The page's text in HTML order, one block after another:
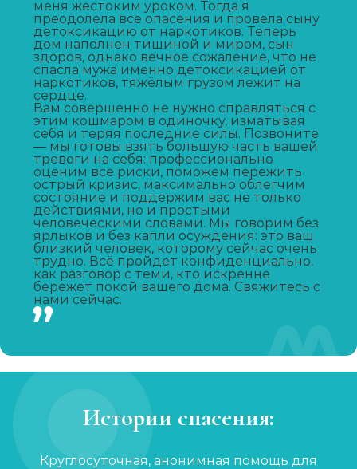
Лечение зависимости от А-ПВП
от 4 300 ₽ Записаться
Лечение зависимости от мефедрона
от 4 300 ₽ Записаться
УБОД
от 21 350 ₽ Записаться
Нарколог на дом
от 1 450 ₽ Записаться
Лечение созависимости
Кодирование по Довженко
меня жестоким уроком. Тогда я
преодолела все опасения и провела сыну
детоксикацию от наркотиков. Теперь
дом наполнен тишиной и миром, сын
здоров, однако вечное сожаление, что не
спасла мужа именно детоксикацией от
наркотиков, тяжёлым грузом лежит на
сердце.
Вам совершенно не нужно справляться с
этим кошмаром в одиночку, изматывая
себя и теряя последние силы. Позвоните
— мы готовы взять большую часть вашей
тревоги на себя: профессионально
оценим все риски, поможем пережить
острый кризис, максимально облегчим
состояние и поддержим вас не только
действиями, но и простыми
человеческими словами. Мы говорим без
ярлыков и без капли осуждения: это ваш
близкий человек, которому сейчас очень
трудно. Всё пройдет конфиденциально,
как разговор с теми, кто искренне
бережет покой вашего дома. Свяжитесь с
нами сейчас.
Истории спасения:
Круглосуточная, анонимная помощь для